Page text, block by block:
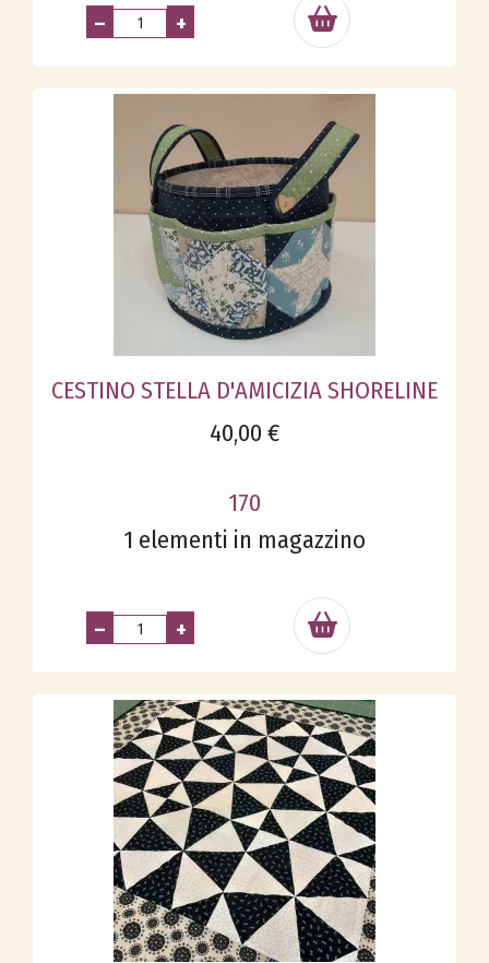
– +
CESTINO STELLA D'AMICIZIA SHORELINE
40,00 €
170
1 elementi in magazzino
– +